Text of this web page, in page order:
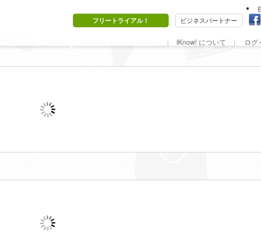
フリートライアル！
ビジネスパートナー
iKnow! について ログ